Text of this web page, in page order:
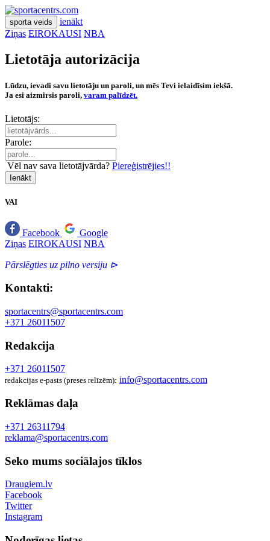
sporta veids
ienākt
Ziņas EIROKAUSI NBA
Lietotāja autorizācija
Lūdzu, ievadi savu lietotāju un paroli, un mēs Tevi ielaidīsim iekšā.
Ja esi aizmirsis paroli, varam palīdzēt.
Lietotājs:
Parole:
Vēl nav sava lietotājvārda? Piereģistrējies!!
Ienākt
VAI
Facebook
Google
Ziņas EIROKAUSI NBA
Pārslēgties uz pilno versiju ⊳
Kontakti:
sportacentrs@sportacentrs.com
+371 26011507
Redakcija
+371 26011507
redakcijas e-pasts (preses relīzēm): info@sportacentrs.com
Reklāmas daļa
+371 26311794
reklama@sportacentrs.com
Seko mums sociālajos tīklos
Draugiem.lv
Facebook
Twitter
Instagram